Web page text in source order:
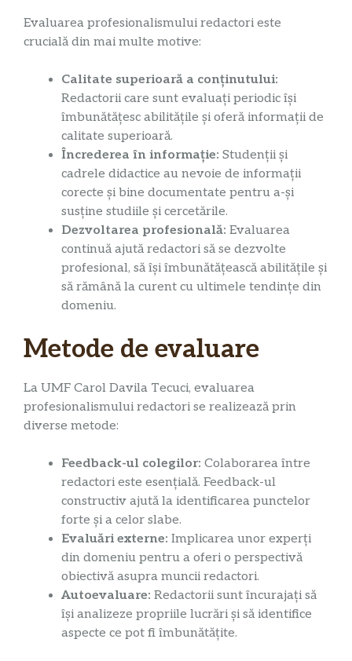
Evaluarea profesionalismului redactori este
crucială din mai multe motive:
Calitate superioară a conținutului:
Redactorii care sunt evaluați periodic își
îmbunătățesc abilitățile și oferă informații de
calitate superioară.
Încrederea în informație: Studenții și
cadrele didactice au nevoie de informații
corecte și bine documentate pentru a-și
susține studiile și cercetările.
Dezvoltarea profesională: Evaluarea
continuă ajută redactori să se dezvolte
profesional, să își îmbunătățească abilitățile și
să rămână la curent cu ultimele tendințe din
domeniu.
Metode de evaluare
La UMF Carol Davila Tecuci, evaluarea
profesionalismului redactori se realizează prin
diverse metode:
Feedback-ul colegilor: Colaborarea între
redactori este esențială. Feedback-ul
constructiv ajută la identificarea punctelor
forte și a celor slabe.
Evaluări externe: Implicarea unor experți
din domeniu pentru a oferi o perspectivă
obiectivă asupra muncii redactori.
Autoevaluare: Redactorii sunt încurajați să
își analizeze propriile lucrări și să identifice
aspecte ce pot fi îmbunătățite.